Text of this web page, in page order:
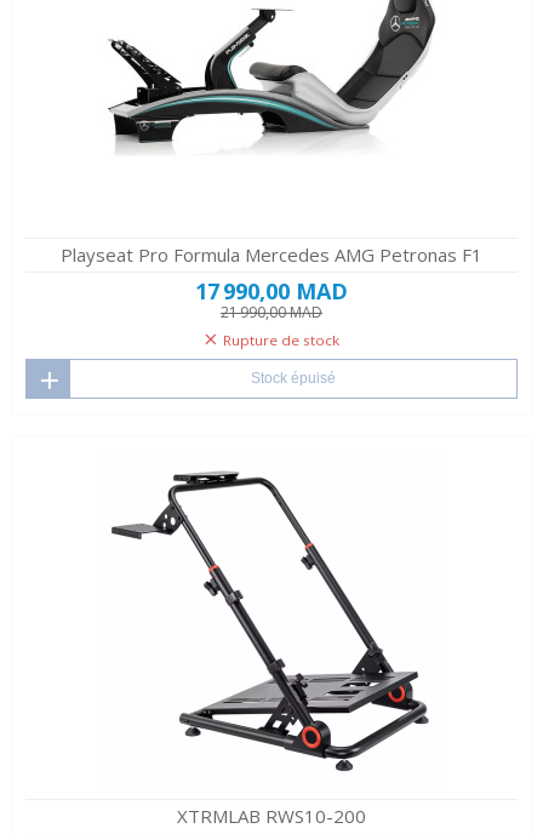
Playseat Pro Formula Mercedes AMG Petronas F1
17 990,00 MAD
21 990,00 MAD
Rupture de stock
Stock épuisé
XTRMLAB RWS10-200